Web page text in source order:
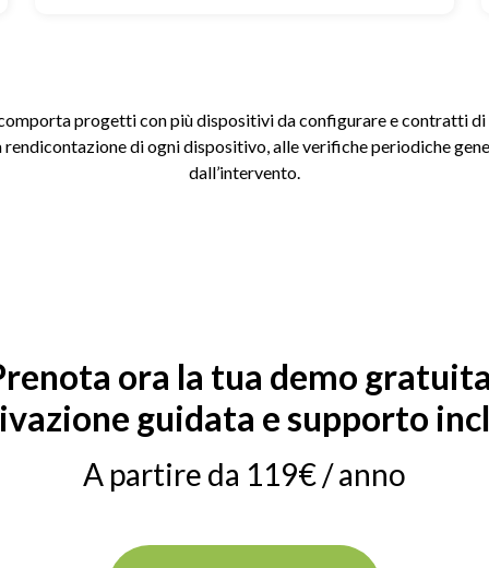
progetti con più dispositivi da configurare e contratti
di ogni dispositivo, alle verifiche periodiche
dall’intervento.
ora la tua demo
guidata e supporto
A partire da 119€ / anno